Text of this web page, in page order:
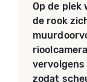
Op de plek
de rook
zodat